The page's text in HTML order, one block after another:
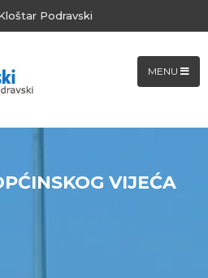
Podravski
MENU
VIJEĆA